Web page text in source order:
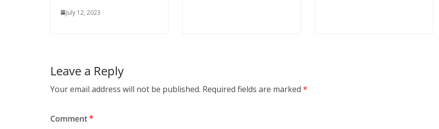
July 12, 2023
Leave a Reply
Your email address will not be published. Required fields are marked *
Comment*